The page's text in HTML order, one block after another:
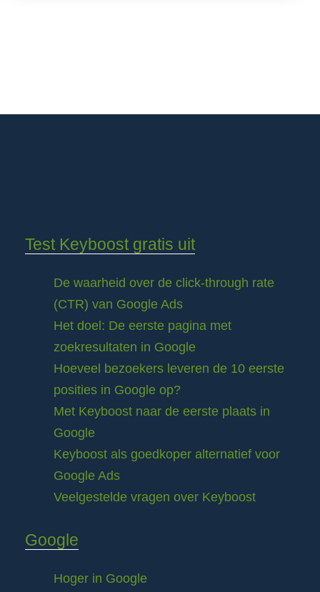
Test Keyboost gratis uit
De waarheid over de click-through rate
(CTR) van Google Ads
Het doel: De eerste pagina met
zoekresultaten in Google
Hoeveel bezoekers leveren de 10 eerste
posities in Google op?
Met Keyboost naar de eerste plaats in
Google
Keyboost als goedkoper alternatief voor
Google Ads
Veelgestelde vragen over Keyboost
Google
Hoger in Google